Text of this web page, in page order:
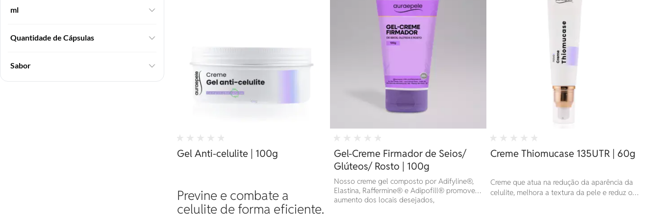
Gel Anti-celulite | 100g
Previne e combate a
celulite de forma eficiente.
Gel-Creme Firmador de Seios/
Glúteos/ Rosto | 100g
Nosso creme gel composto por Adifyline®,
Elastina, Raffermine® e Adipofill® promove
aumento dos locais desejados,
Creme Thiomucase 135UTR | 60g
Creme que atua na redução da aparência da
celulite, melhora a textura da pele e reduz o
ml
Quantidade de Cápsulas
Sabor